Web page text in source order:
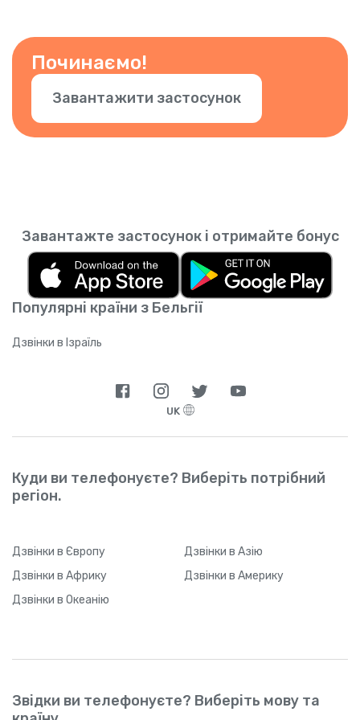
Починаємо!
Завантажити застосунок
Популярні країни з Бельгії
Дзвінки в Ізраїль
Завантажте застосунок і отримайте бонус
UK
Куди ви телефонуєте? Виберіть потрібний
регіон.
Дзвінки в Європу Дзвінки в Азію
Дзвінки в Африку Дзвінки в Америку
Дзвінки в Океанію
Звідки ви телефонуєте? Виберіть мову та